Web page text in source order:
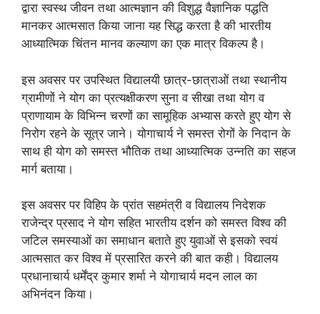
द्वारा स्वस्थ जीवन तथा आत्मज्ञान की विशुद्ध वैज्ञानिक पद्धति
मानकर आत्मसात किया जाना यह सिद्ध करता है की भारतीय
आध्यात्मिक चिंतन मानव कल्याण का एक मात्र विकल्प है।
इस अवसर पर उपस्थित विद्यालयी छात्र-छात्राओं तथा स्थानीय
ग्रामीणों ने योग का प्रत्यक्षीकरण सुना व सीखा तथा योग व
प्राणायाम के विभिन्न चरणों का सामूहिक अभ्यास करते हुए योग से
निरोग रहने के सूत्र जाने। योगाचार्य ने समस्त रोगों के निदान के
साथ ही योग को समस्त भौतिक तथा आध्यात्मिक उन्नति का सहज
मार्ग बताया।
इस अवसर पर विहिप के प्रांत सहमंत्री व विद्यालय निदेशक
राजेन्द्र प्रसाद ने योग सहित भारतीय दर्शन को समस्त विश्व की
जटिल समस्याओं का समाधान बताते हुए युवाओं से इसको स्वयं
आत्मसात कर विश्व में प्रसारित करने की बात कही। विद्यालय
प्रधानाचार्य धर्मेंद्र कुमार शर्मा ने योगाचार्य मदन लाल का
अभिनंदन किया।